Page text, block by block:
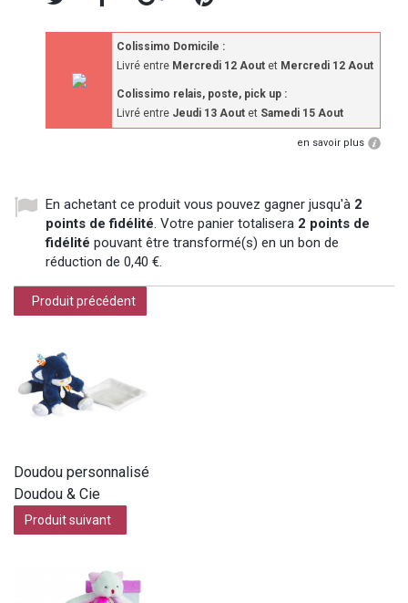
Colissimo Domicile :
Livré entre Mercredi 12 Aout et Mercredi 12 Aout
Colissimo relais, poste, pick up :
Livré entre Jeudi 13 Aout et Samedi 15 Aout
en savoir plus
En achetant ce produit vous pouvez gagner jusqu'à 2
points de fidélité. Votre panier totalisera 2 points de
fidélité pouvant être transformé(s) en un bon de
réduction de 0,40 €.
Produit précédent
Doudou personnalisé
Doudou & Cie
Produit suivant